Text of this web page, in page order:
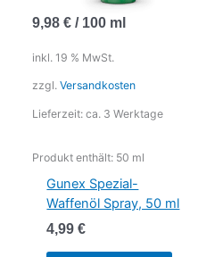
9,98 € / 100 ml
inkl. 19 % MwSt.
zzgl. Versandkosten
Lieferzeit: ca. 3 Werktage
Produkt enthält: 50 ml
Gunex Spezial-
Waffenöl Spray, 50 ml
4,99€